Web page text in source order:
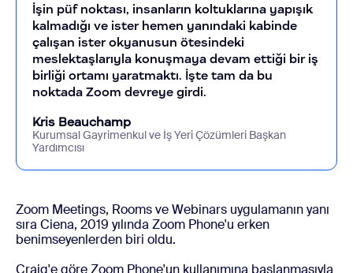
İşin püf noktası, insanların koltuklarına yapışık
kalmadığı ve ister hemen yanındaki kabinde
çalışan ister okyanusun ötesindeki
meslektaşlarıyla konuşmaya devam ettiği bir iş
birliği ortamı yaratmaktı. İşte tam da bu
noktada Zoom devreye girdi.
Kris Beauchamp
Kurumsal Gayrimenkul ve İş Yeri Çözümleri Başkan
Yardımcısı
Zoom Meetings, Rooms ve Webinars uygulamanın yanı
sıra Ciena, 2019 yılında Zoom Phone'u erken
benimseyenlerden biri oldu.
Craig'e göre Zoom Phone'un kullanımına başlanmasıyla